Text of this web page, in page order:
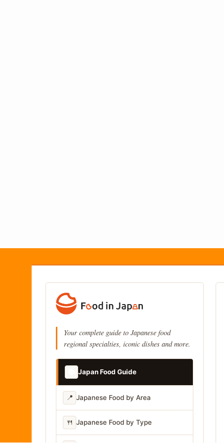
Your complete guide to Japanese food
regional specialties, iconic dishes and more.
Japan Food Guide
📍 Japanese Food by Area
🍴 Japanese Food by Type